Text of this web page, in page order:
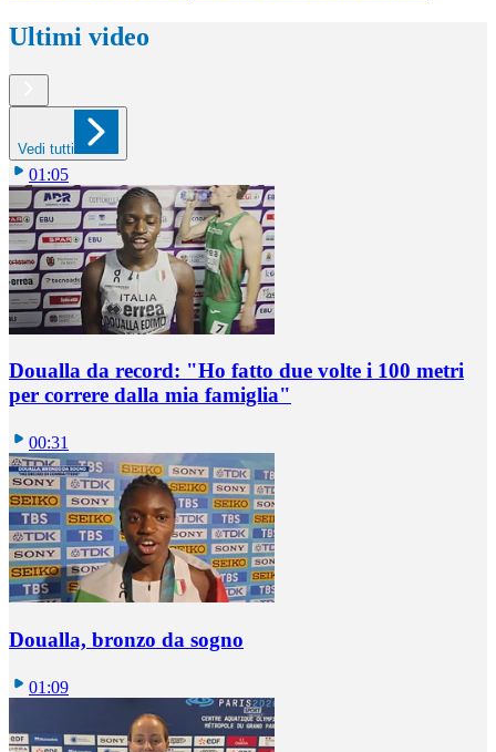
Ultimi video
Vedi tutti
01:05
Doualla da record: "Ho fatto due volte i 100 metri
per correre dalla mia famiglia"
00:31
Doualla, bronzo da sogno
01:09